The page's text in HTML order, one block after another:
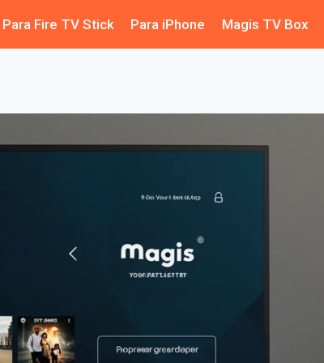
Para Fire TV Stick Para iPhone Magis TV Box